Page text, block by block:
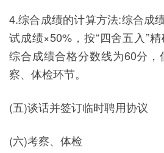
4.综合成绩的计算方法:综合成
试成绩×50%，按“四舍五入”精
综合成绩合格分数线为60分
察、体检环节。
(五)谈话并签订临时聘用协议
(六)考察、体检